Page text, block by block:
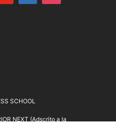
SCHOOL
NEXT (Adscrito a la